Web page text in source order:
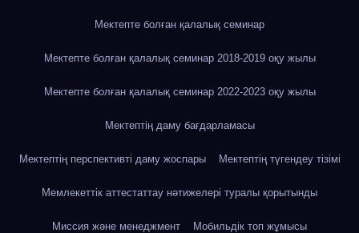
Мектепте болған қалалық семинар
Мектепте болған қалалық семинар 2018-2019 оқу жылы
Мектепте болған қалалық семинар 2022-2023 оқу жылы
Мектептің даму бағдарламасы
Мектептің перспективті даму жоспары Мектептің түгендеу тізімі
Мемлекеттік аттестаттау нәтижелері туралы қорытынды
Миссия және менеджмент Мобильдік топ жұмысы